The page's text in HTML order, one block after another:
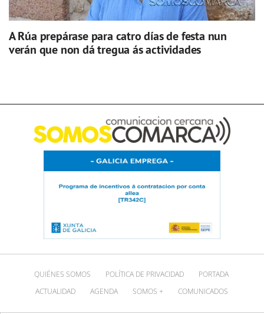
A Rúa prepárase para catro días de festa nun
verán que non dá tregua ás actividades
QUIÉNES SOMOS POLÍTICA DE PRIVACIDAD
PORTADA
ACTUALIDAD
AGENDA SOMOS + COMUNICADOS